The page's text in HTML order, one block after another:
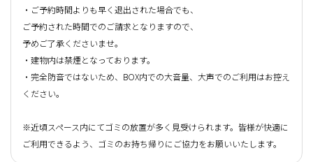
・ご予約時間よりも早く退出された場合でも、
ご予約された時間でのご請求となりますので、
予めご了承くださいませ。
・建物内は禁煙となっております。
・完全防音ではないため、BOX内での大音量、大声でのご利用はお控え
ください。
※近頃スペース内にてゴミの放置が多く見受けられます。皆様が快適に
ご利用できるよう、ゴミのお持ち帰りにご協力をお願いいたします。